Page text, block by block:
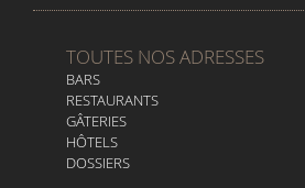
TOUTES NOS ADRESSES
BARS
RESTAURANTS
GÂTERIES
HÔTELS
DOSSIERS